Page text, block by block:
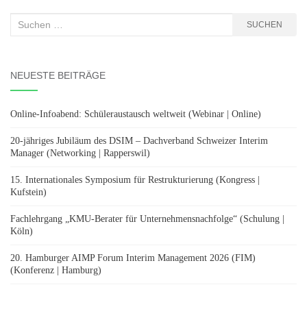
Suchen
SUCHEN
NEUESTE BEITRÄGE
Online-Infoabend: Schüleraustausch weltweit (Webinar | Online)
20-jähriges Jubiläum des DSIM – Dachverband Schweizer Interim
Manager (Networking | Rapperswil)
15. Internationales Symposium für Restrukturierung (Kongress |
Kufstein)
Fachlehrgang „KMU-Berater für Unternehmensnachfolge“ (Schulung |
Köln)
20. Hamburger AIMP Forum Interim Management 2026 (FIM)
(Konferenz | Hamburg)